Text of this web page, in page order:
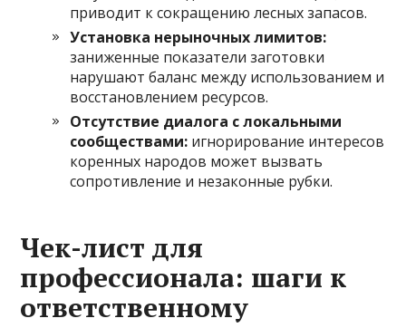
приводит к сокращению лесных запасов.
Установка нерыночных лимитов:
заниженные показатели заготовки
нарушают баланс между использованием и
восстановлением ресурсов.
Отсутствие диалога с локальными
сообществами: игнорирование интересов
коренных народов может вызвать
сопротивление и незаконные рубки.
Чек-лист для
профессионала: шаги к
ответственному